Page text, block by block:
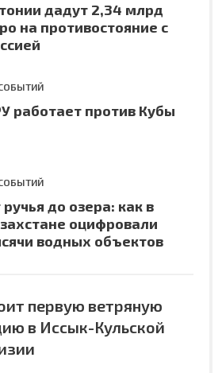
дадут 2,34 млрд
на противостояние с
работает против Кубы
ручья до озера: как в
оцифровали
водных объектов
первую ветряную
в Иссык-Кульской